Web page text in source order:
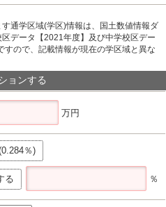
通学区域(学区)情報は、国土数値情報ダ
データ【2021年度】及び中学校区デー
ので、記載情報が現在の学区域と異な
ョンする
万円
％)
る ％